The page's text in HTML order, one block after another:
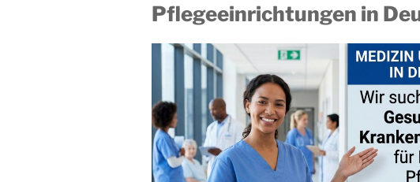
Pflegeeinrichtungen in